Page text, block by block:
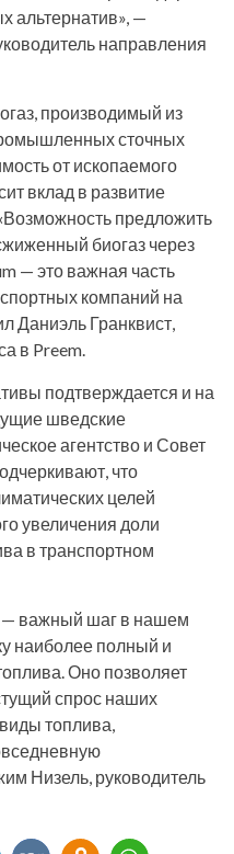
альтернатив», —
направления
производимый из
сточных
от ископаемого
вклад в развитие
предложить
биогаз через
— это важная часть
компаний на
Даниэль Гранквист,
в Preem.
подтверждается и на
шведские
агентство и Совет
что
целей
увеличения доли
в транспортном
— важный шаг в нашем
наиболее полный и
Оно позволяет
спрос наших
топлива,
Низель, руководитель